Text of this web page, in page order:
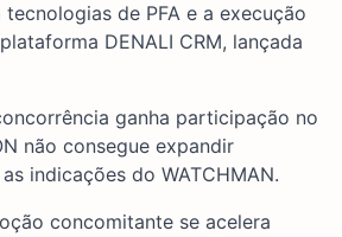
de PFA e a execução
DENALI CRM, lançada
ganha participação no
não consegue expandir
indicações do WATCHMAN.
concomitante se acelera